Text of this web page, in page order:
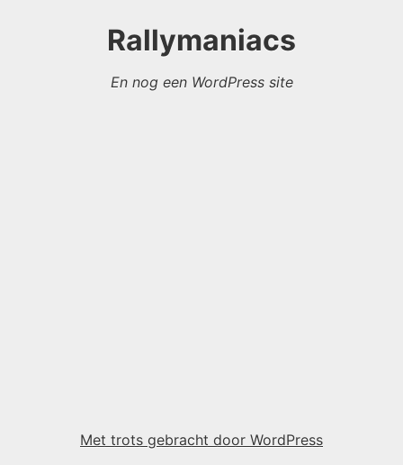
Rallymaniacs
En nog een WordPress site
Met trots gebracht door WordPress